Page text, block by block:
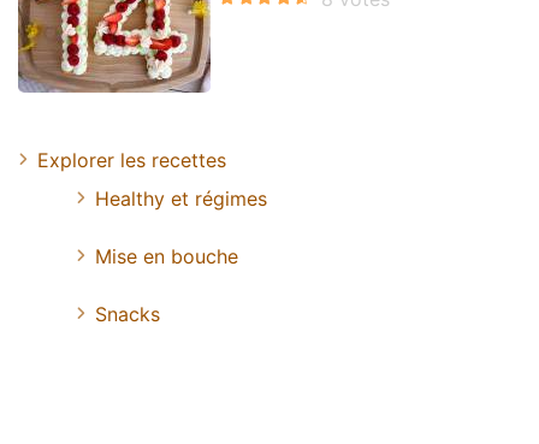
Explorer les recettes
Healthy et régimes
Mise en bouche
Snacks